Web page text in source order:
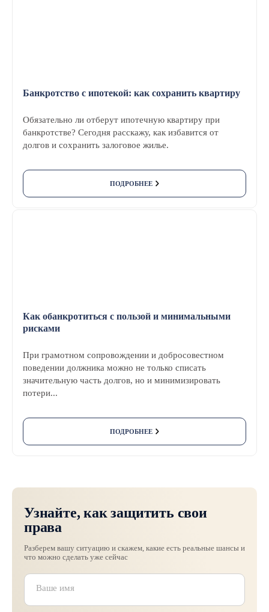
Банкротство с ипотекой: как сохранить квартиру
Обязательно ли отберут ипотечную квартиру при
банкротстве? Сегодня расскажу, как избавится от
долгов и сохранить залоговое жилье.
ПОДРОБНЕЕ
Как обанкротиться с пользой и минимальными
рисками
При грамотном сопровождении и добросовестном
поведении должника можно не только списать
значительную часть долгов, но и минимизировать
потери...
ПОДРОБНЕЕ
Узнайте, как защитить свои
права
Разберем вашу ситуацию и скажем, какие есть реальные шансы и
что можно сделать уже сейчас
Ваш номер телефона
Ваше текстовое сообщение
Ваше имя